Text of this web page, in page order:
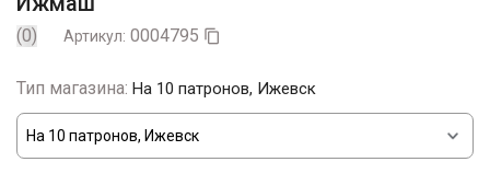
(0) Артикул: 0004795 
Тип магазина: На 10 патронов, Ижевск